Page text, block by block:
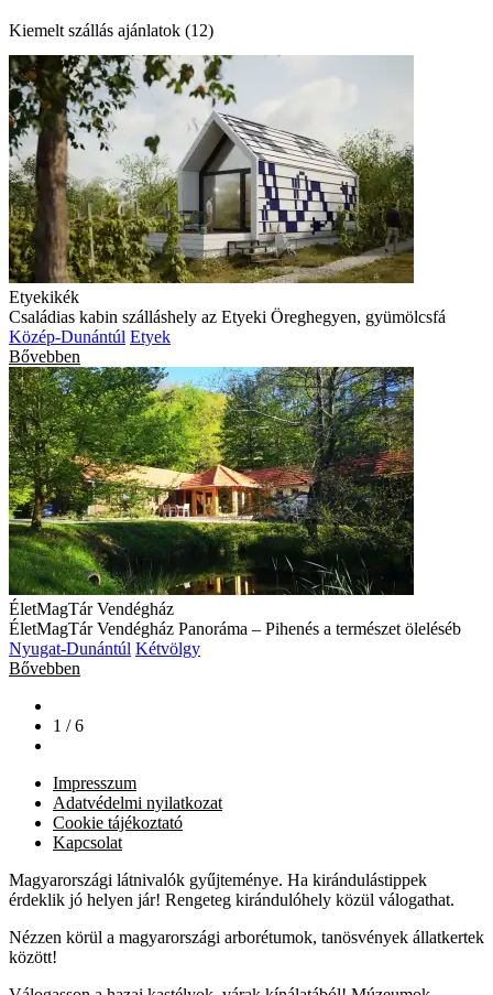
Kiemelt szállás ajánlatok (12)
Etyekikék
Családias kabin szálláshely az Etyeki Öreghegyen, gyümölcsfá
Közép-Dunántúl Etyek
Bővebben
ÉletMagTár Vendégház
ÉletMagTár Vendégház Panoráma – Pihenés a természet öleléséb
Nyugat-Dunántúl Kétvölgy
Bővebben
1 / 6
Impresszum
Adatvédelmi nyilatkozat
Cookie tájékoztató
Kapcsolat
Magyarországi látnivalók gyűjteménye. Ha kirándulástippek
érdeklik jó helyen jár! Rengeteg kirándulóhely közül válogathat.
Nézzen körül a magyarországi arborétumok, tanösvények állatkertek
között!